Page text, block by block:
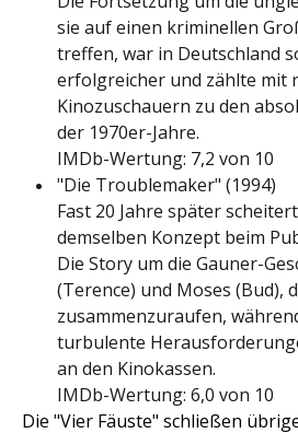
sie auf einen kriminellen
treffen, war in Deutschland
erfolgreicher und zählte mit
Kinozuschauern zu den
der 1970er-Jahre.
IMDb-Wertung: 7,2 von 10
"Die Troublemaker" (1994)
Fast 20 Jahre später
demselben Konzept beim
Die Story um die Gauner-
(Terence) und Moses (Bud),
zusammenzuraufen,
turbulente
an den Kinokassen.
IMDb-Wertung: 6,0 von 10
Die "Vier Fäuste" schließen